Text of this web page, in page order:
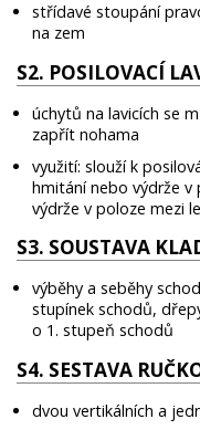
střídavé stoupání
na zem
S2. POSILOVACÍ
úchytů na lavicích se
zapřít nohama
využití: slouží k
hmitání nebo výdrže v
výdrže v poloze mezi
S3. SOUSTAVA
výběhy a seběhy
stupínek schodů,
o 1. stupeň schodů
S4. SESTAVA
dvou vertikálních a